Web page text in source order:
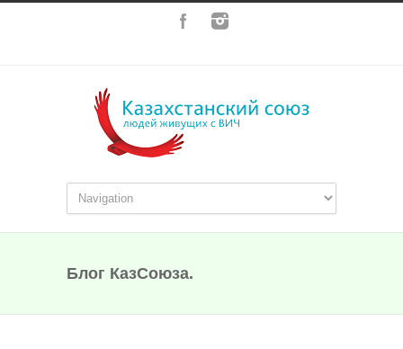
Блог КазСоюза.